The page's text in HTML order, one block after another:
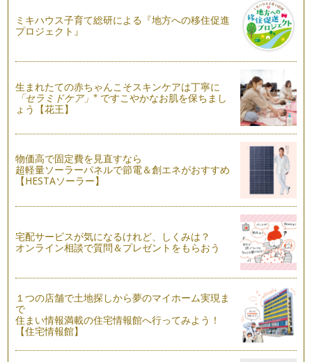
カフェインを抜く方法や、デカフェを作る方法は今まで書いて
来ましたが、そもそもカフェインレス…
毎年、年に１回、アジア最大のスペシャルティコーヒーイベン
●月●日は、コーヒーの日！
1983年（昭和58年）、全日本コーヒー協会は、10月1日をコ
ドリップコーヒーとインスタントコーヒー、効果の違い
カップにサラサラ～、お湯をじょぼじょぼ～っと入れる超お手
軽インスタントコーヒー。 …
カフェインレスのアイスコーヒーでアレンジ！からだに良いレ
ここ数年で、カフェインレスコーヒーの種類は急に増えてきま
した。 とはいえ、アイスコ…
暑い夏！おいしいアイスコーヒーをどう作る？
暑い夏に飲みたくなる、おいしいアイスコーヒー。 抽出方法
で、同じお豆でも、まったく…
コーヒー豆の生産地域、ご紹介！
コーヒーの生産・輸出がされているのは、全世界の60数か
国。 おいしいコーヒーの栽培…
ミキハウス子育て総研による『地方への移住促進
プロジェクト』
生まれたての赤ちゃんこそスキンケアは丁寧に
「セラミドケア」※ ですこやかなお肌を保ちまし
ょう【花王】
物価高で固定費を見直すなら
超軽量ソーラーパネルで節電＆創エネがおすすめ
【HESTAソーラー】
宅配サービスが気になるけれど、しくみは？
オンライン相談で質問＆プレゼントをもらおう
１つの店舗で土地探しから夢のマイホーム実現ま
で
住まい情報満載の住宅情報館へ行ってみよう！
【住宅情報館】